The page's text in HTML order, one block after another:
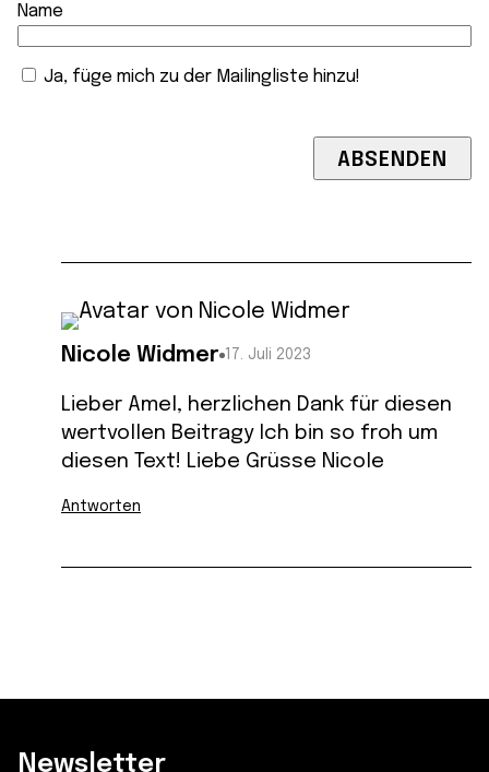
Name
Ja, füge mich zu der Mailingliste hinzu!
Nicole Widmer 17. Juli 2023
Lieber Amel, herzlichen Dank für diesen
wertvollen Beitragy Ich bin so froh um
diesen Text! Liebe Grüsse Nicole
Antworten
Newsletter